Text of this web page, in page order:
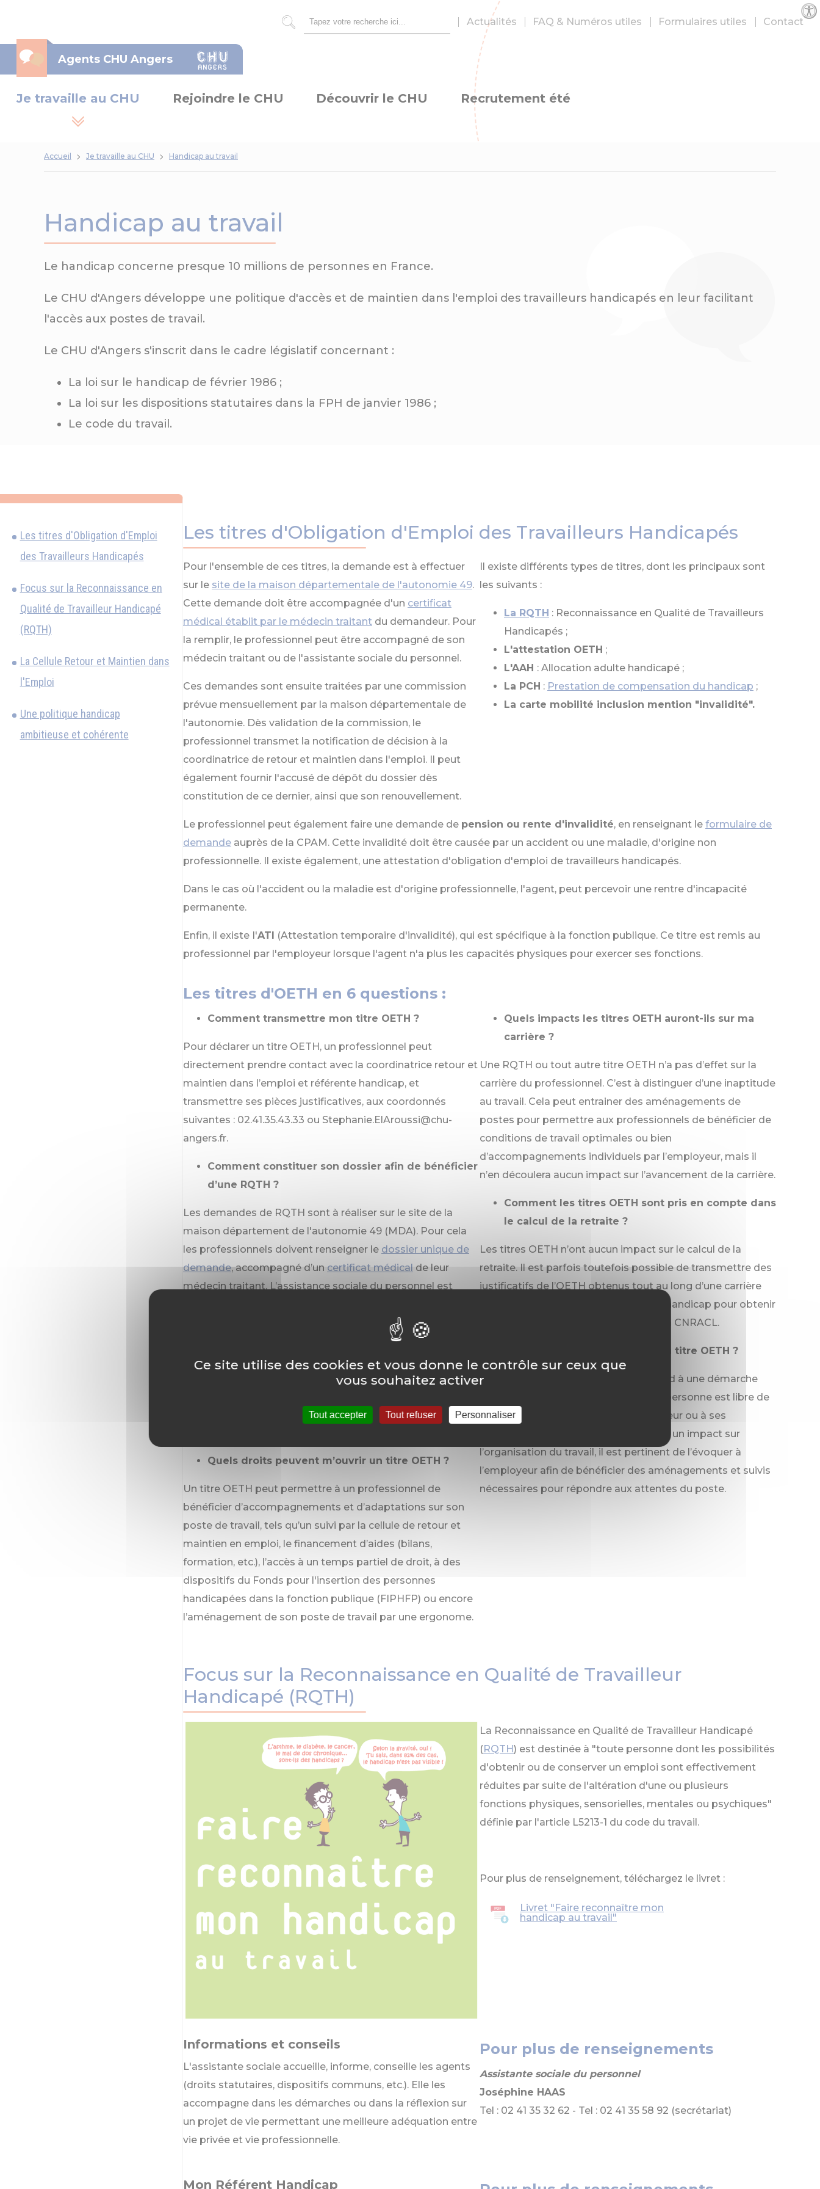
Agents CHU Angers
Rechercher
Actualités FAQ & Numéros utiles Formulaires utiles Contact
Je travaille au CHU Rejoindre le CHU Découvrir le CHU Recrutement été
Accueil Je travaille au CHU Handicap au travail
Handicap au travail
Le handicap concerne presque 10 millions de personnes en France.
Le CHU d'Angers développe une politique d'accès et de maintien dans l'emploi des travailleurs handicapés en leur facilitant
l'accès aux postes de travail.
Le CHU d'Angers s'inscrit dans le cadre législatif concernant :
La loi sur le handicap de février 1986 ;
La loi sur les dispositions statutaires dans la FPH de janvier 1986 ;
Le code du travail.
Les titres d'Obligation d'Emploi
des Travailleurs Handicapés
Focus sur la Reconnaissance en
Qualité de Travailleur Handicapé
(RQTH)
La Cellule Retour et Maintien dans
l'Emploi
Une politique handicap
ambitieuse et cohérente
Les titres d'Obligation d'Emploi des Travailleurs Handicapés
Pour l'ensemble de ces titres, la demande est à effectuer
sur le site de la maison départementale de l'autonomie 49.
Cette demande doit être accompagnée d'un certificat
médical établit par le médecin traitant du demandeur. Pour
la remplir, le professionnel peut être accompagné de son
médecin traitant ou de l'assistante sociale du personnel.
Ces demandes sont ensuite traitées par une commission
prévue mensuellement par la maison départementale de
l'autonomie. Dès validation de la commission, le
professionnel transmet la notification de décision à la
coordinatrice de retour et maintien dans l'emploi. Il peut
également fournir l'accusé de dépôt du dossier dès
constitution de ce dernier, ainsi que son renouvellement.
Il existe différents types de titres, dont les principaux sont
les suivants :
La RQTH : Reconnaissance en Qualité de Travailleurs
Handicapés ;
L'attestation OETH ;
L'AAH : Allocation adulte handicapé ;
La PCH : Prestation de compensation du handicap ;
La carte mobilité inclusion mention "invalidité".
Le professionnel peut également faire une demande de pension ou rente d'invalidité, en renseignant le formulaire de
demande auprès de la CPAM. Cette invalidité doit être causée par un accident ou une maladie, d'origine non
professionnelle. Il existe également, une attestation d'obligation d'emploi de travailleurs handicapés.
Dans le cas où l'accident ou la maladie est d'origine professionnelle, l'agent, peut percevoir une rentre d'incapacité
permanente.
Enfin, il existe l'ATI (Attestation temporaire d'invalidité), qui est spécifique à la fonction publique. Ce titre est remis au
professionnel par l'employeur lorsque l'agent n'a plus les capacités physiques pour exercer ses fonctions.
Les titres d'OETH en 6 questions :
Comment transmettre mon titre OETH ?
Pour déclarer un titre OETH, un professionnel peut
directement prendre contact avec la coordinatrice retour et
maintien dans l’emploi et référente handicap, et
transmettre ses pièces justificatives, aux coordonnés
suivantes : 02.41.35.43.33 ou Stephanie.ElAroussi@chu-
angers.fr.
Comment constituer son dossier afin de bénéficier
d’une RQTH ?
Les demandes de RQTH sont à réaliser sur le site de la
maison département de l'autonomie 49 (MDA). Pour cela
les professionnels doivent renseigner le dossier unique de
demande, accompagné d’un certificat médical de leur
médecin traitant. L’assistance sociale du personnel est
professionnels rencontrant des difficultés dans la
constitution de leurs dossiers. Une fois le dossier traité par
la MDA, le professionnel reçoit les conclusions à son
domicile. S’il souhaite le déclarer au CHU afin de bénéficier
copie de son dossier à l’adresse suivante :
Quels droits peuvent m’ouvrir un titre OETH ?
Un titre OETH peut permettre à un professionnel de
bénéficier d’accompagnements et d’adaptations sur son
poste de travail, tels qu’un suivi par la cellule de retour et
maintien en emploi, le financement d’aides (bilans,
formation, etc.), l’accès à un temps partiel de droit, à des
dispositifs du Fonds pour l'insertion des personnes
handicapées dans la fonction publique (FIPHFP) ou encore
l’aménagement de son poste de travail par une ergonome.
Quels impacts les titres OETH auront-ils sur ma
carrière ?
Une RQTH ou tout autre titre OETH n’a pas d’effet sur la
carrière du professionnel. C’est à distinguer d’une inaptitude
au travail. Cela peut entrainer des aménagements de
postes pour permettre aux professionnels de bénéficier de
conditions de travail optimales ou bien
d’accompagnements individuels par l’employeur, mais il
n’en découlera aucun impact sur l’avancement de la carrière.
Comment les titres OETH sont pris en compte dans
le calcul de la retraite ?
Les titres OETH n’ont aucun impact sur le calcul de la
retraite. Il est parfois toutefois possible de transmettre des
justificatifs de l’OETH obtenus tout au long d’une carrière
comme fonctionnaire en situation de handicap pour obtenir
une retraite pour invalidité auprès de la CNRACL.
A qui dois-je communique mon titre OETH ?
Le bénéfice d’un titre OETH correspond à une démarche
personnelle et confidentielle. Chaque personne est libre de
le communiquer ou non à son employeur ou à ses
collègues. Cependant, si ce handicap a un impact sur
l’organisation du travail, il est pertinent de l’évoquer à
l’employeur afin de bénéficier des aménagements et suivis
nécessaires pour répondre aux attentes du poste.
Focus sur la Reconnaissance en Qualité de Travailleur
Handicapé (RQTH)
La Reconnaissance en Qualité de Travailleur Handicapé
(RQTH) est destinée à "toute personne dont les possibilités
d'obtenir ou de conserver un emploi sont effectivement
réduites par suite de l'altération d'une ou plusieurs
fonctions physiques, sensorielles, mentales ou psychiques"
définie par l'article L5213-1 du code du travail.
Pour plus de renseignement, téléchargez le livret :
Livret "Faire reconnaître mon
handicap au travail"
Informations et conseils
L'assistante sociale accueille, informe, conseille les agents
(droits statutaires, dispositifs communs, etc.). Elle les
accompagne dans les démarches ou dans la réflexion sur
un projet de vie permettant une meilleure adéquation entre
vie privée et vie professionnelle.
Pour plus de renseignements
Assistante sociale du personnel
Joséphine HAAS
Tel : 02 41 35 32 62 - Tel : 02 41 35 58 92 (secrétariat)
Mon Référent Handicap
Ce site utilise des cookies et vous donne le contrôle sur ceux que
vous souhaitez activer
Tout accepter Tout refuser Personnaliser